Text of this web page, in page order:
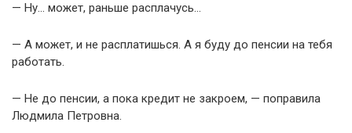
— Ну… может, раньше расплачусь…
— А может, и не расплатишься. А я буду до пенсии на тебя
работать.
— Не до пенсии, а пока кредит не закроем, — поправила
Людмила Петровна.